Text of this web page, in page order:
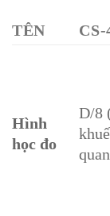
TÊN CS-
Hình
học đo
D/8